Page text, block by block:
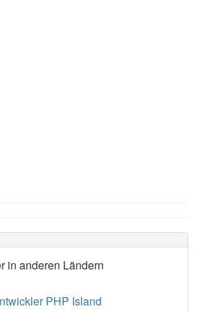
in anderen Ländern
PHP Island